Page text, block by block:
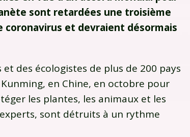
sont retardées une troisième
coronavirus et devraient désormais
des écologistes de plus de 200 pays
en Chine, en octobre pour
les plantes, les animaux et les
sont détruits à un rythme